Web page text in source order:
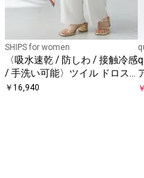
SHIPS for women
〈吸水速乾 / 防しわ / 接触冷感
/ 手洗い可能〉ツイル ドロス
ト パンツ
￥ 16,940 ￥